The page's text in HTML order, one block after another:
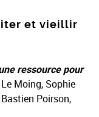
et vieillir
ressource pour
Moing, Sophie
Poirson,